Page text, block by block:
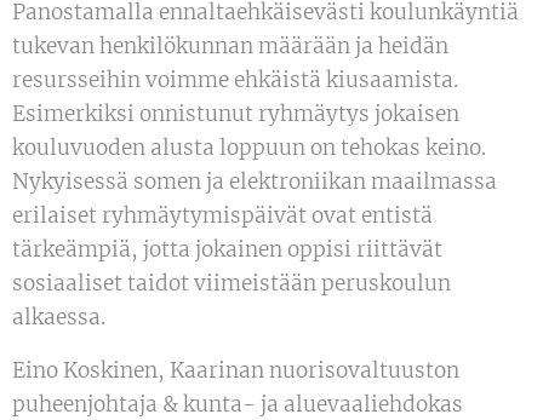
Panostamalla ennaltaehkäisevästi koulunkäyntiä
tukevan henkilökunnan määrään ja heidän
resursseihin voimme ehkäistä kiusaamista.
Esimerkiksi onnistunut ryhmäytys jokaisen
kouluvuoden alusta loppuun on tehokas keino.
Nykyisessä somen ja elektroniikan maailmassa
erilaiset ryhmäytymispäivät ovat entistä
tärkeämpiä, jotta jokainen oppisi riittävät
sosiaaliset taidot viimeistään peruskoulun
alkaessa.
Eino Koskinen, Kaarinan nuorisovaltuuston
puheenjohtaja & kunta- ja aluevaaliehdokas